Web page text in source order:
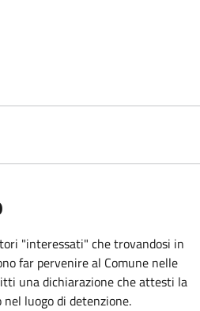
"interessati" che trovandosi in
far pervenire al Comune nelle
una dichiarazione che attesti la
luogo di detenzione.